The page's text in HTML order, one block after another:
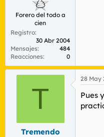
Forero del todo a
cien
Registro
30 Abr 2004
Mensajes
484
Reacciones
0
T
Tremendo
28 May
Pues